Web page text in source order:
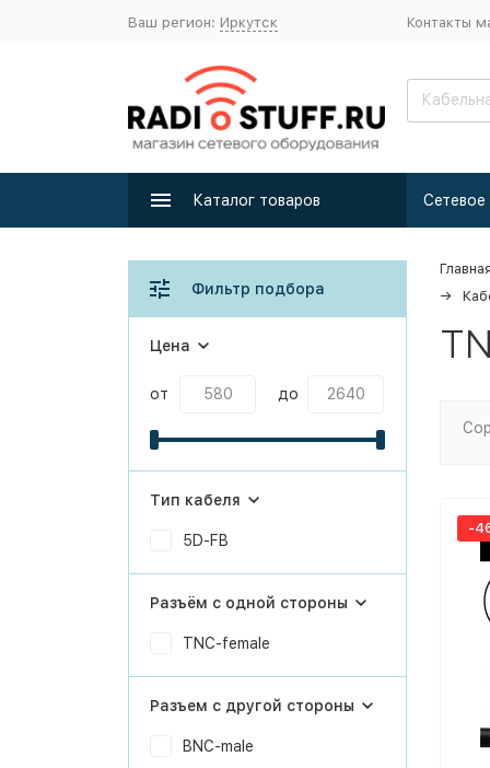
Ваш регион: Иркутск Контакты
Каталог товаров
-
Фильтр подбора
Цена
от до
Тип кабеля
5D-FB
Разъём с одной стороны
TNC-female
Разъем с другой стороны
BNC-male